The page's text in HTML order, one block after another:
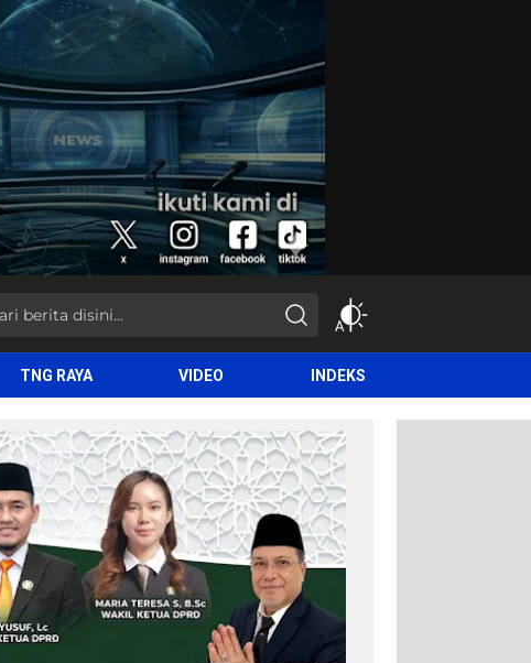
TNG RAYA VIDEO INDEKS